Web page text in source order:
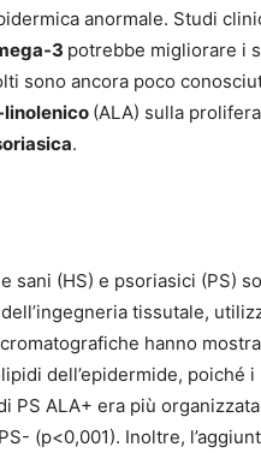
anormale. Studi
3 potrebbe migliorare i
sono ancora poco
(ALA) sulla
.
sani (HS) e psoriasici (PS)
tissutale,
hanno
dell’epidermide, poiché
PS ALA+ era più
(p<0,001). Inoltre,